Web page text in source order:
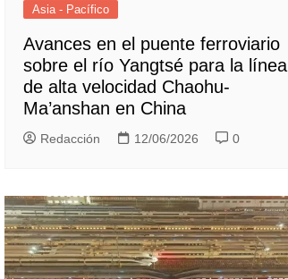
Asia - Pacífico
Avances en el puente ferroviario
sobre el río Yangtsé para la línea
de alta velocidad Chaohu-
Ma’anshan en China
Redacción 12/06/2026 0